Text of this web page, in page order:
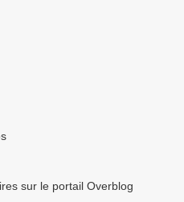
sur le portail Overblog